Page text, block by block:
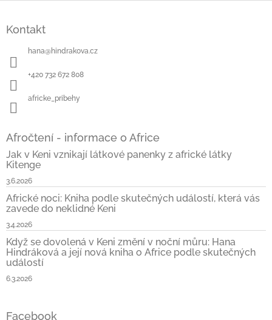
Kontakt
hana@hindrakova.cz
+420 732 672 808
africke_pribehy
Afročtení - informace o Africe
Jak v Keni vznikají látkové panenky z africké látky
Kitenge
3.6.2026
Africké noci: Kniha podle skutečných událostí, která vás
zavede do neklidné Keni
3.4.2026
Když se dovolená v Keni změní v noční můru: Hana
Hindráková a její nová kniha o Africe podle skutečných
událostí
6.3.2026
Facebook